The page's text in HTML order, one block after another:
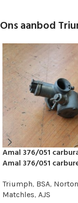
Ons aanbod
Amal 376/051
Amal 376/051
Triumph, BSA, Norton
Matchles, AJS